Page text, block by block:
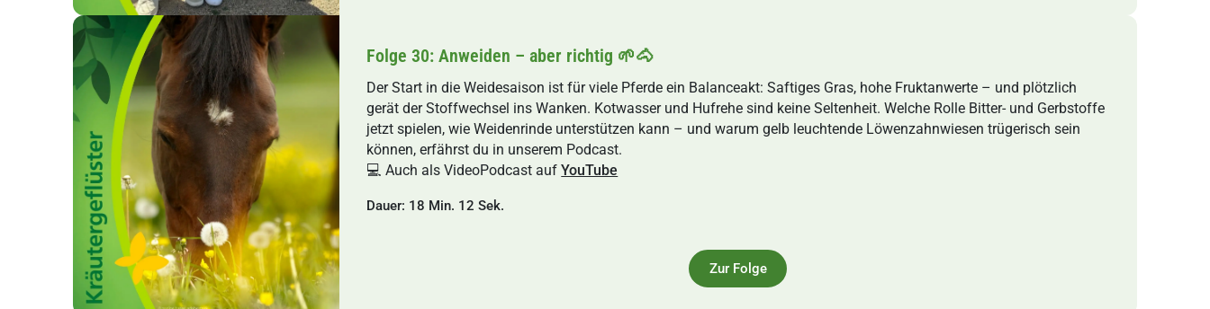
Folge 30: Anweiden – aber richtig 🌱🐴
Der Start in die Weidesaison ist für viele Pferde ein Balanceakt: Saftiges Gras, hohe Fruktanwerte – und plötzlich
gerät der Stoffwechsel ins Wanken. Kotwasser und Hufrehe sind keine Seltenheit. Welche Rolle Bitter- und Gerbstoffe
jetzt spielen, wie Weidenrinde unterstützen kann – und warum gelb leuchtende Löwenzahnwiesen trügerisch sein
können, erfährst du in unserem Podcast.
💻 Auch als VideoPodcast aufYouTube
Dauer: 18 Min. 12 Sek.
Zur Folge